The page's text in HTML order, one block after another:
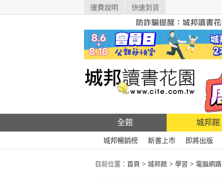
運費說明 快速到貨
全館 城邦館
城邦暢銷榜 新書上市 即將出版
目前位置： 首頁 > 城邦館 > 學習 > 電腦網路